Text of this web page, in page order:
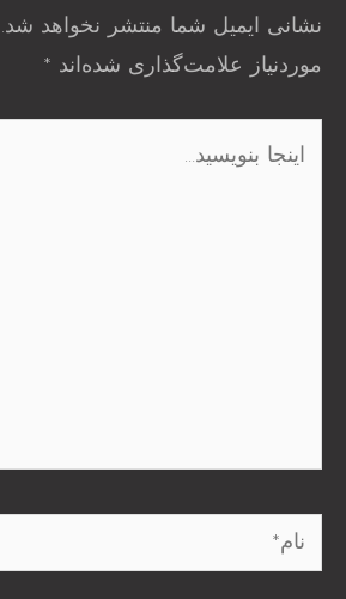
نشانی ایمیل شما منتشر نخواهد شد.
موردنیاز علامت‌گذاری شده‌اند *
نام*